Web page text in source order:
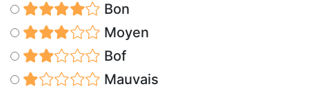
Bon
Moyen
Bof
Mauvais